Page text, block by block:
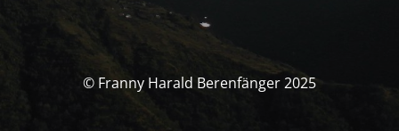
© Franny Harald Berenfänger 2025